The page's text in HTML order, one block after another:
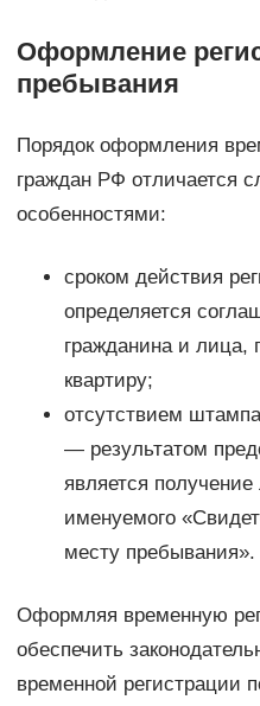
Оформление
пребывания
Порядок оформления
граждан РФ отличается
особенностями:
сроком действия
определяется
гражданина и лица,
квартиру;
отсутствием
— результатом
является
именуемого
месту пребывания».
Оформляя временную
обеспечить
временной регистрации